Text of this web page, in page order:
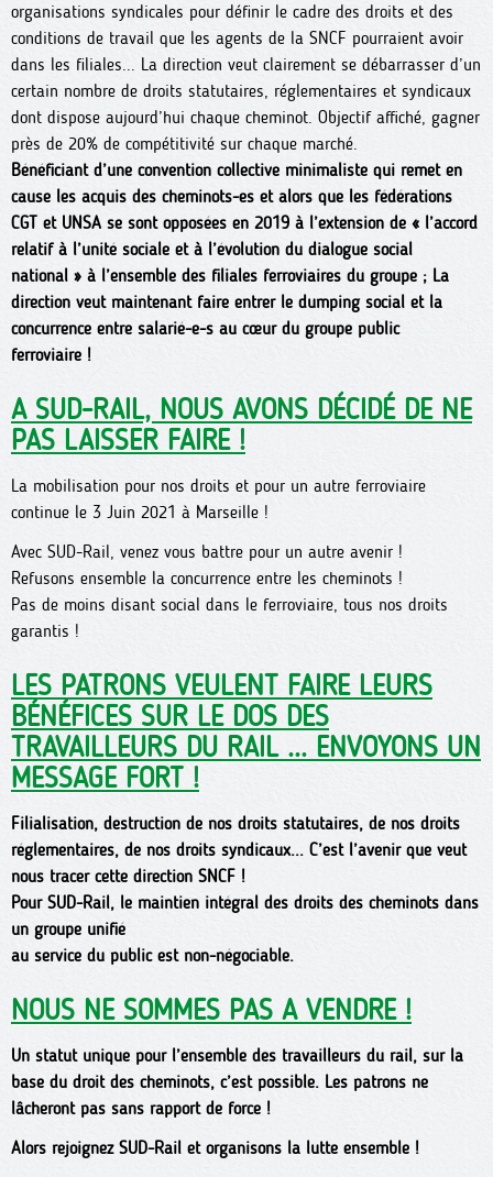
organisations syndicales pour définir le cadre des droits et des
conditions de travail que les agents de la SNCF pourraient avoir
dans les filiales... La direction veut clairement se débarrasser d’un
certain nombre de droits statutaires, réglementaires et syndicaux
dont dispose aujourd’hui chaque cheminot. Objectif affiché, gagner
près de 20% de compétitivité sur chaque marché.
Bénéficiant d’une convention collective minimaliste qui remet en
cause les acquis des cheminots-es et alors que les fédérations
CGT et UNSA se sont opposées en 2019 à l’extension de « l’accord
relatif à l’unité sociale et à l’évolution du dialogue social
national » à l’ensemble des filiales ferroviaires du groupe ; La
direction veut maintenant faire entrer le dumping social et la
concurrence entre salarié-e-s au cœur du groupe public
ferroviaire !
A SUD-RAIL, NOUS AVONS DÉCIDÉ DE NE
PAS LAISSER FAIRE !
La mobilisation pour nos droits et pour un autre ferroviaire
continue le 3 Juin 2021 à Marseille !
Avec SUD-Rail, venez vous battre pour un autre avenir !
Refusons ensemble la concurrence entre les cheminots !
Pas de moins disant social dans le ferroviaire, tous nos droits
garantis !
LES PATRONS VEULENT FAIRE LEURS
BÉNÉFICES SUR LE DOS DES
TRAVAILLEURS DU RAIL ... ENVOYONS UN
MESSAGE FORT !
Filialisation, destruction de nos droits statutaires, de nos droits
réglementaires, de nos droits syndicaux... C’est l’avenir que veut
nous tracer cette direction SNCF !
Pour SUD-Rail, le maintien intégral des droits des cheminots dans
un groupe unifié
au service du public est non-négociable.
NOUS NE SOMMES PAS A VENDRE !
Un statut unique pour l’ensemble des travailleurs du rail, sur la
base du droit des cheminots, c’est possible. Les patrons ne
lâcheront pas sans rapport de force !
Alors rejoignez SUD-Rail et organisons la lutte ensemble !